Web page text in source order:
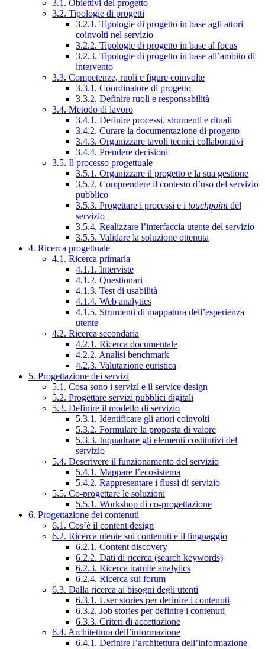
3.1. Obiettivi del progetto
3.2. Tipologie di progetti
3.2.1. Tipologie di progetto in base agli attori
coinvolti nel servizio
3.2.2. Tipologie di progetto in base al focus
3.2.3. Tipologie di progetto in base all’ambito di
intervento
3.3. Competenze, ruoli e figure coinvolte
3.3.1. Coordinatore di progetto
3.3.2. Definire ruoli e responsabilità
3.4. Metodo di lavoro
3.4.1. Definire processi, strumenti e rituali
3.4.2. Curare la documentazione di progetto
3.4.3. Organizzare tavoli tecnici collaborativi
3.4.4. Prendere decisioni
3.5. Il processo progettuale
3.5.1. Organizzare il progetto e la sua gestione
3.5.2. Comprendere il contesto d’uso del servizio
pubblico
3.5.3. Progettare i processi e i touchpointdel
servizio
3.5.4. Realizzare l’interfaccia utente del servizio
3.5.5. Validare la soluzione ottenuta
4. Ricerca progettuale
4.1. Ricerca primaria
4.1.1. Interviste
4.1.2. Questionari
4.1.3. Test di usabilità
4.1.4. Web analytics
4.1.5. Strumenti di mappatura dell’esperienza
utente
4.2. Ricerca secondaria
4.2.1. Ricerca documentale
4.2.2. Analisi benchmark
4.2.3. Valutazione euristica
5. Progettazione dei servizi
5.1. Cosa sono i servizi e il service design
5.2. Progettare servizi pubblici digitali
5.3. Definire il modello di servizio
5.3.1. Identificare gli attori coinvolti
5.3.2. Formulare la proposta di valore
5.3.3. Inquadrare gli elementi costitutivi del
servizio
5.4. Descrivere il funzionamento del servizio
5.4.1. Mappare l’ecosistema
5.4.2. Rappresentare i flussi di servizio
5.5. Co-progettare le soluzioni
5.5.1. Workshop di co-progettazione
6. Progettazione dei contenuti
6.1. Cos’è il content design
6.2. Ricerca utente sui contenuti e il linguaggio
6.2.1. Content discovery
6.2.2. Dati di ricerca (search keywords)
6.2.3. Ricerca tramite analytics
6.2.4. Ricerca sui forum
6.3. Dalla ricerca ai bisogni degli utenti
6.3.1. User stories per definire i contenuti
6.3.2. Job stories per definire i contenuti
6.3.3. Criteri di accettazione
6.4. Architettura dell’informazione
6.4.1. Definire l’architettura dell’informazione